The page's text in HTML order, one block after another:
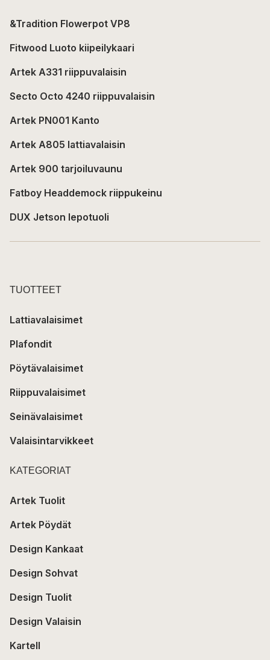
&Tradition Flowerpot VP8
Fitwood Luoto kiipeilykaari
Artek A331 riippuvalaisin
Secto Octo 4240 riippuvalaisin
Artek PN001 Kanto
Artek A805 lattiavalaisin
Artek 900 tarjoiluvaunu
Fatboy Headdemock riippukeinu
DUX Jetson lepotuoli
TUOTTEET
Lattiavalaisimet
Plafondit
Pöytävalaisimet
Riippuvalaisimet
Seinävalaisimet
Valaisintarvikkeet
KATEGORIAT
Artek Tuolit
Artek Pöydät
Design Kankaat
Design Sohvat
Design Tuolit
Design Valaisin
Kartell